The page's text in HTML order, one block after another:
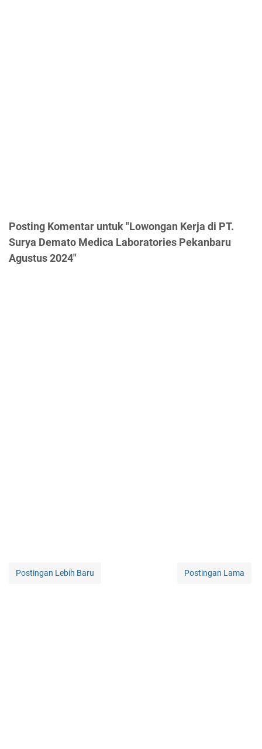
Posting Komentar untuk "Lowongan Kerja di PT.
Surya Demato Medica Laboratories Pekanbaru
Agustus 2024"
Postingan Lebih Baru Postingan Lama